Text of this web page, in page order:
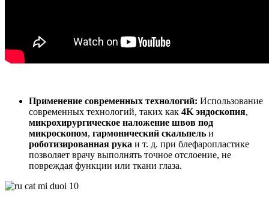
Применение современных технологий: Использование
современных технологий, таких как 4K эндоскопия,
микрохирургическое наложение швов под
микроскопом, гармонический скальпель и
роботизированная рука и т. д. при блефаропластике
позволяет врачу выполнять точное отслоение, не
повреждая функции или ткани глаза.